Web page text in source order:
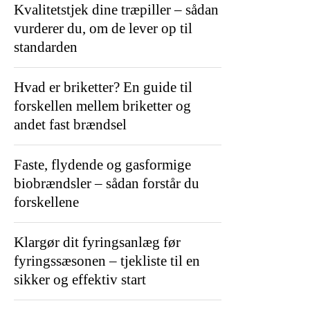
Kvalitetstjek dine træpiller – sådan
vurderer du, om de lever op til
standarden
Hvad er briketter? En guide til
forskellen mellem briketter og
andet fast brændsel
Faste, flydende og gasformige
biobrændsler – sådan forstår du
forskellene
Klargør dit fyringsanlæg før
fyringssæsonen – tjekliste til en
sikker og effektiv start